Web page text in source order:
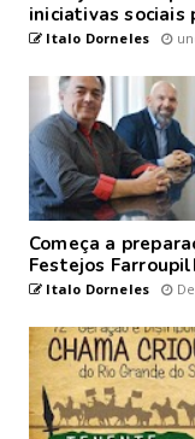
iniciativas sociais
Italo Dorneles
Começa a
Festejos
Italo Dorneles